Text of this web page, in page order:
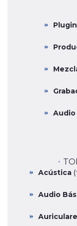
Audio
Acústica
Audio